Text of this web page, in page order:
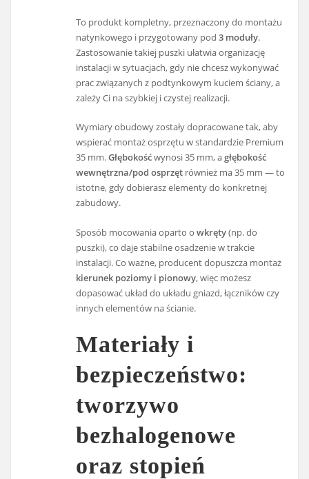
To produkt kompletny, przeznaczony do montażu
natynkowego i przygotowany pod3 moduły.
Zastosowanie takiej puszki ułatwia organizację
instalacji w sytuacjach, gdy nie chcesz wykonywać
prac związanych z podtynkowym kuciem ściany, a
zależy Ci na szybkiej i czystej realizacji.
Wymiary obudowy zostały dopracowane tak, aby
wspierać montaż osprzętu w standardzie Premium
35 mm.Głębokośćwynosi 35 mm, agłębokość
wewnętrzna/pod osprzęt również ma 35 mm — to
istotne, gdy dobierasz elementy do konkretnej
zabudowy.
Sposób mocowania oparto owkręty(np. do
puszki), co daje stabilne osadzenie w trakcie
instalacji. Co ważne, producent dopuszcza montaż
kierunek poziomy i pionowy, więc możesz
dopasować układ do układu gniazd, łączników czy
innych elementów na ścianie.
Materiały i
bezpieczeństwo:
tworzywo
bezhalogenowe
oraz stopień